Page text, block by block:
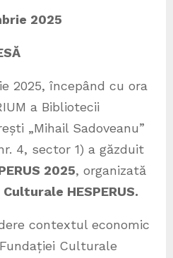
2025
2025, începând cu ora
a Bibliotecii
„Mihail Sadoveanu”
4, sector 1) a găzduit
2025, organizată
HESPERUS.
contextul economic
Culturale